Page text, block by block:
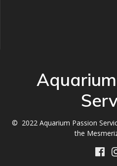
© 2022 Aquarium Passion
the